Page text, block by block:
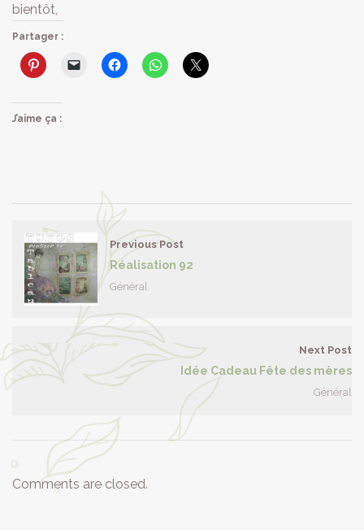
bientôt,
Partager :
J’aime ça :
Previous Post
Réalisation 92
Général
Next Post
Idée Cadeau Fête des mères
Général
Comments are closed.